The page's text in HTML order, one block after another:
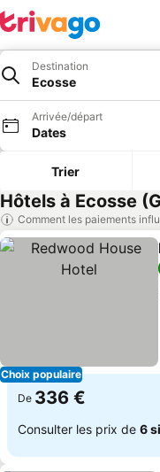
Destination
Ecosse
Arrivée/départ
Dates
Trier
Hôtels à Ecosse
Comment les paiements
Choix populaire
De 336 €
Consulter les prix de 6